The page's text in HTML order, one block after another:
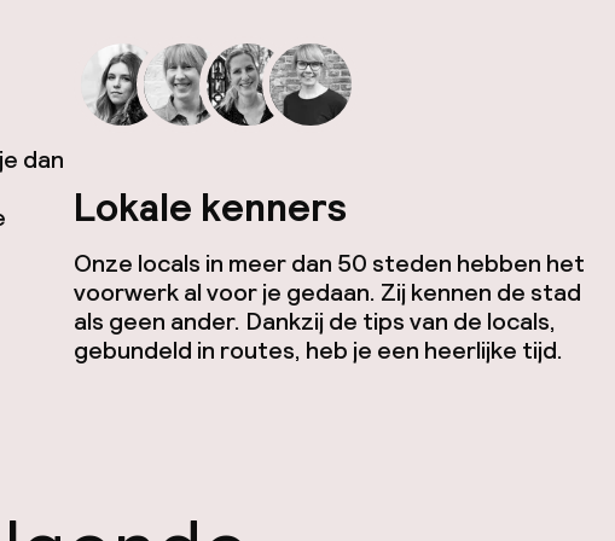
dan
Lokale kenners
Onze locals in meer dan 50 steden hebben het
voorwerk al voor je gedaan. Zij kennen de stad
als geen ander. Dankzij de tips van de locals,
gebundeld in routes, heb je een heerlijke tijd.